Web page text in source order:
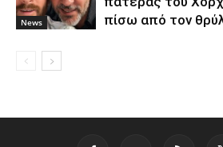
News
πίσω από τον